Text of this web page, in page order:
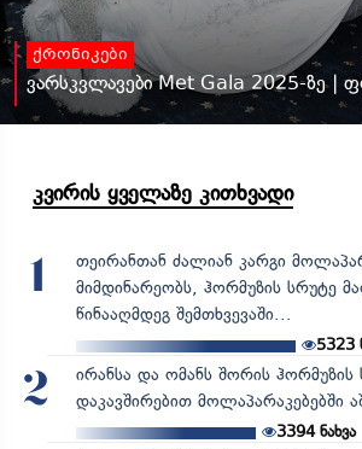
ქრონიკები
ვარსკვლავები Met Gala 2025-ზე |
კვირის ყველაზე კითხვადი
1
თეირანთან ძალიან კარგი
მიმდინარეობს, ჰორმუზის სრუტე
წინააღმდეგ შემთხვევაში...
5323
2
ირანსა და ომანს შორის ჰორმუზის
დაკავშირებით მოლაპარაკებებში
3394ნახვა